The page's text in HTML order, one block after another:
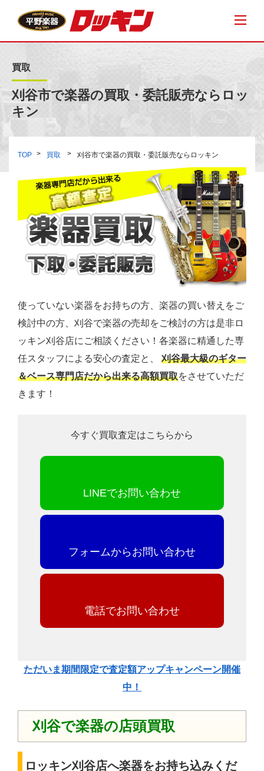
買取
刈谷市で楽器の買取・委託販売ならロッ
キン
TOP 買取 刈谷市で楽器の買取・委託販売ならロッキン
使っていない楽器をお持ちの方、楽器の買い替えをご
検討中の方、刈谷で楽器の売却をご検討の方は是非ロ
ッキン刈谷店にご相談ください！各楽器に精通した専
任スタッフによる安心の査定と、 刈谷最大級のギター
＆ベース専門店だから出来る高額買取をさせていただ
きます！
今すぐ買取査定はこちらから
LINEでお問い合わせ
フォームからお問い合わせ
電話でお問い合わせ
ただいま期間限定で査定額アップキャンペーン開催
中！
刈谷で楽器の店頭買取
ロッキン刈谷店へ楽器をお持ち込みくだ